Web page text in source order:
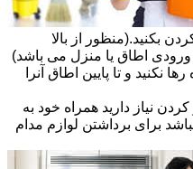
بکنید.(منظور از بالا
اطاق یا منزل می باشد)
نکنید و تا پایین اطاق آنرا
نیاز دارید همراه خود به
برای برداشتن لوازم مدام